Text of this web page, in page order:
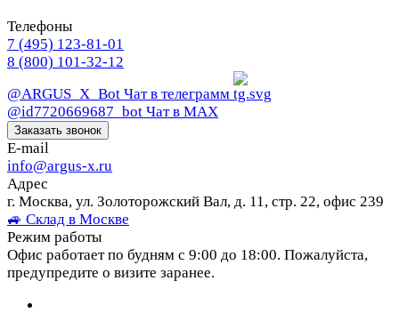
Телефоны
7 (495) 123-81-01
8 (800) 101-32-12
@ARGUS_X_Bot Чат в телеграмм
@id7720669687_bot Чат в МАХ
Заказать звонок
E-mail
info@argus-x.ru
Адрес
г. Москва, ул. Золоторожский Вал, д. 11, стр. 22, офис 239
🚙 Склад в Москве
Режим работы
Офис работает по будням с 9:00 до 18:00. Пожалуйста,
предупредите о визите заранее.